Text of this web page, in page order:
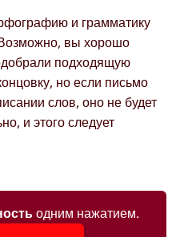
и грамматику
вы хорошо
подходящую
но если письмо
слов, оно не будет
и этого следует
одним нажатием.